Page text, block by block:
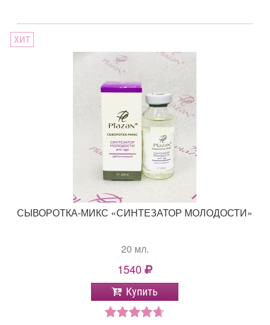
ХИТ
СЫВОРОТКА-МИКС «СИНТЕЗАТОР МОЛОДОСТИ»
20 мл.
1540
Купить